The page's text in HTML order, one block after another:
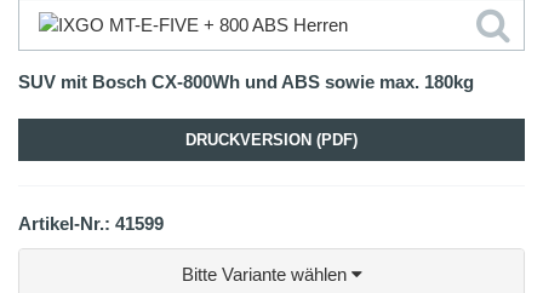
SUV mit Bosch CX-800Wh und ABS sowie max. 180kg
DRUCKVERSION (PDF)
Artikel-Nr.: 41599
Bitte Variante wählen